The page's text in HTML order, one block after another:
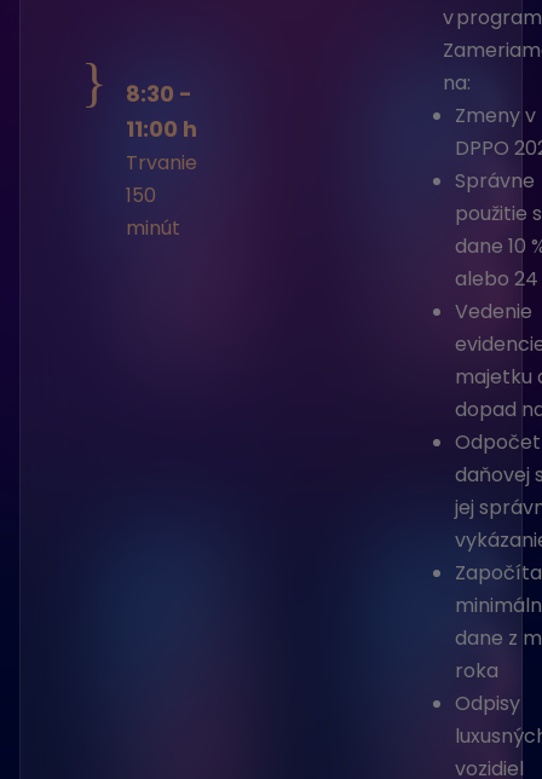
}
8:30 -
11:00 h
Trvanie
150
minút
v
na:
Zmeny
DPPO
Správne
použitie
dane 10
alebo 24
Vedenie
majetku
dopad
Odpočet
daňovej
jej
dane z
roka
Odpisy
vozidiel